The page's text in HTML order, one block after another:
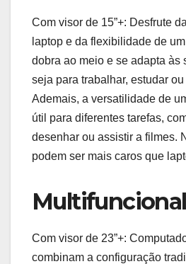
Com visor de 15”+: Desfrute
laptop e da flexibilidade de
dobra ao meio e se adapta às
seja para trabalhar, estudar ou
Ademais, a versatilidade de
útil para diferentes tarefas,
desenhar ou assistir a filmes.
podem ser mais caros que
Com visor de 23”+:
combinam a configuração